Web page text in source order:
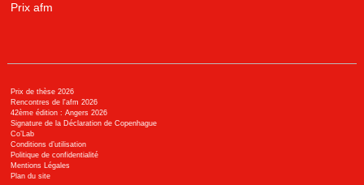
Prix afm
Prix de thèse 2026
Rencontres de l'afm 2026
42ème édition : Angers 2026
Signature de la Déclaration de Copenhague
Co’Lab
Conditions d’utilisation
Politique de confidentialité
Mentions Légales
Plan du site